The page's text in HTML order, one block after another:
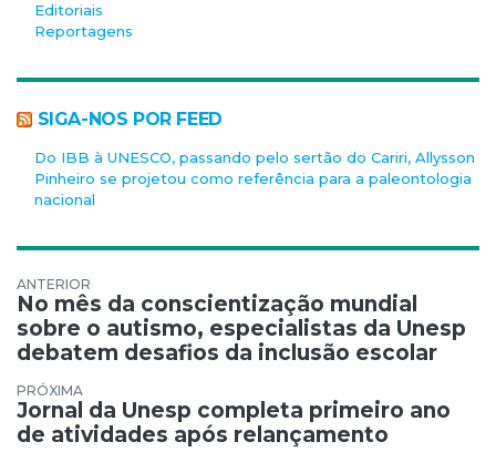
Editoriais
Reportagens
SIGA-NOS POR FEED
Do IBB à UNESCO, passando pelo sertão do Cariri, Allysson
Pinheiro se projetou como referência para a paleontologia
nacional
Navegação de Post
No mês da conscientização mundial
sobre o autismo, especialistas da Unesp
debatem desafios da inclusão escolar
Jornal da Unesp completa primeiro ano
de atividades após relançamento